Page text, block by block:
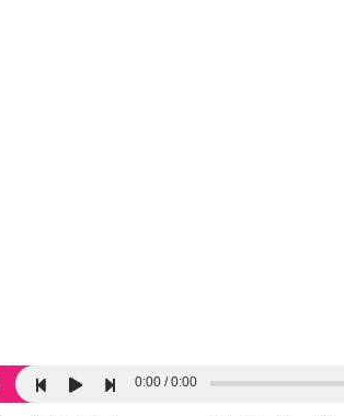
0:00 0:00